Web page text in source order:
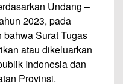
Undang –
2023, pada
bahwa Surat Tugas
atau dikeluarkan
Indonesia dan
Provinsi.